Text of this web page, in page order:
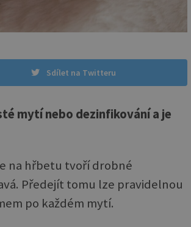
Sdílet na Twitteru
mytí nebo dezinfikování a je
na hřbetu tvoří drobné
Předejít tomu lze pravidelnou
po každém mytí.